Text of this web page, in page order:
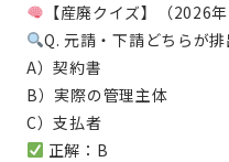
【産廃クイズ】（2026年
Q. 元請・下請どちらが
A）契約書
B）実際の管理主体
C）支払者
正解：B